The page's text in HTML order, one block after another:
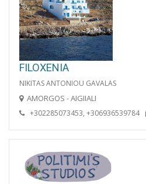
FILOXENIA
NIKITAS ANTONIOU GAVALAS
AMORGOS - AIGIIALI
+302285073453, +306936539784